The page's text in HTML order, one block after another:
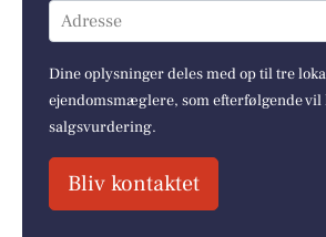
Adresse
Dine oplysninger deles med op til tre
ejendomsmæglere, som efterfølgende vil
salgsvurdering.
Bliv kontaktet